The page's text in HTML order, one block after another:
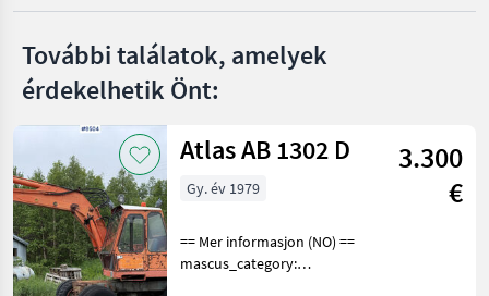
További találatok, amelyek
érdekelhetik Önt:
Atlas AB 1302 D
3.300
€
Gy. év 1979
== Mer informasjon (NO) ==
mascus_category: